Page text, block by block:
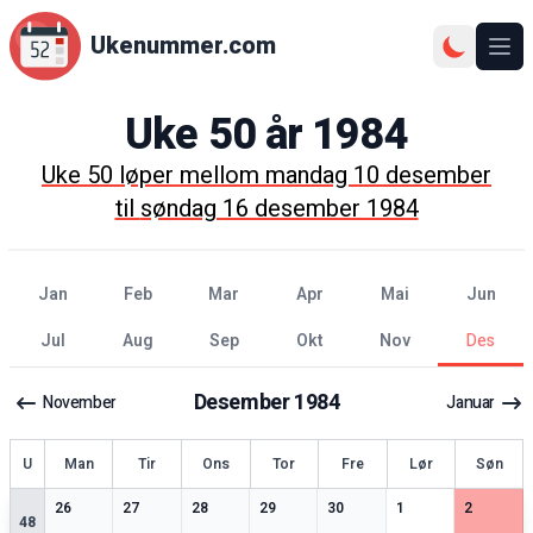
Ukenummer.com
Uke 50år 1984
Uke50løper mellommandag 10 desember
tilsøndag 16 desember 1984
jan feb mar apr mai
jun
jul
aug sep okt nov des
November Desember1984 Januar
Uke Man Tir Ons Tor Fre Lør Søn
48
26
2spesielle datoer
27
2spesielle datoer
28
2spesielle datoer
29
2spesielle datoer
30
3spesielle datoer
13 spesielle datoer
2
2